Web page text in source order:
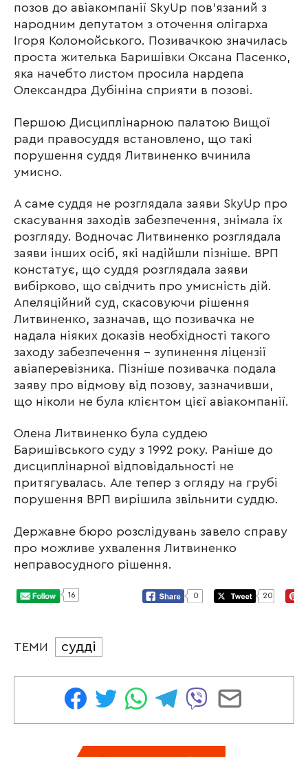
позов до авіакомпанії SkyUp пов’язаний з
народним депутатом з оточення олігарха
Ігоря Коломойського. Позивачкою значилась
проста жителька Баришівки Оксана Пасенко,
яка начебто листом просила нардепа
Олександра Дубініна сприяти в позові.
Першою Дисциплінарною палатою Вищої
ради правосуддя встановлено, що такі
порушення суддя Литвиненко вчинила
умисно.
А саме суддя не розглядала заяви SkyUp про
скасування заходів забезпечення, знімала їх
розгляду. Водночас Литвиненко розглядала
заяви інших осіб, які надійшли пізніше. ВРП
констатує, що суддя розглядала заяви
вибірково, що свідчить про умисність дій.
Апеляційний суд, скасовуючи рішення
Литвиненко, зазначав, що позивачка не
надала ніяких доказів необхідності такого
заходу забезпечення – зупинення ліцензії
авіаперевізника. Пізніше позивачка подала
заяву про відмову від позову, зазначивши,
що ніколи не була клієнтом цієї авіакомпанії.
Олена Литвиненко була суддею
Баришівського суду з 1992 року. Раніше до
дисциплінарної відповідальності не
притягувалась. Але тепер з огляду на грубі
порушення ВРП вирішила звільнити суддю.
Державне бюро розслідувань завело справу
про можливе ухвалення Литвиненко
неправосудного рішення.
16 0 20
ТЕМИ судді